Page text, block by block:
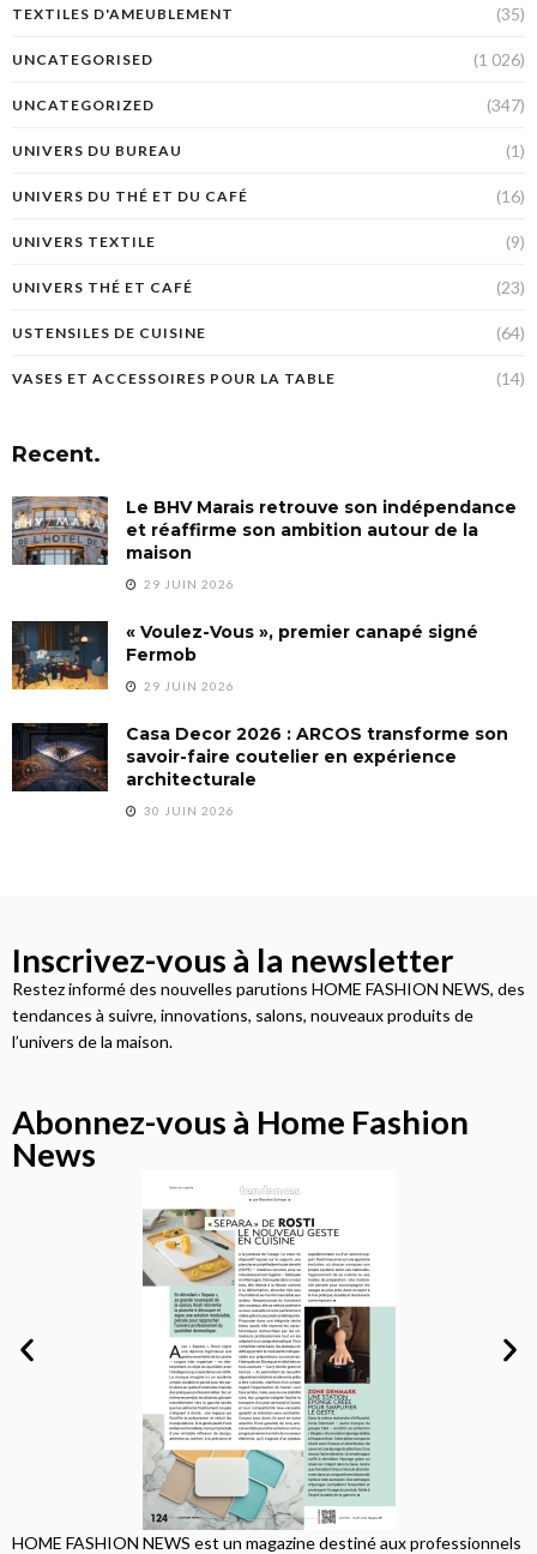
TEXTILES D'AMEUBLEMENT (35)
UNCATEGORISED (1 026)
UNCATEGORIZED (347)
UNIVERS DU BUREAU (1)
UNIVERS DU THÉ ET DU CAFÉ (16)
UNIVERS TEXTILE (9)
UNIVERS THÉ ET CAFÉ (23)
USTENSILES DE CUISINE (64)
VASES ET ACCESSOIRES POUR LA TABLE (14)
Recent.
Le BHV Marais retrouve son indépendance
et réaffirme son ambition autour de la
maison
29 JUIN 2026
« Voulez-Vous », premier canapé signé
Fermob
29 JUIN 2026
Casa Decor 2026 : ARCOS transforme son
savoir-faire coutelier en expérience
architecturale
30 JUIN 2026
Inscrivez-vous à la newsletter
Restez informé des nouvelles parutions HOME FASHION NEWS, des
tendances à suivre, innovations, salons, nouveaux produits de
l’univers de la maison.
Abonnez-vous à Home Fashion
News
HOME FASHION NEWS est un magazine destiné aux professionnels